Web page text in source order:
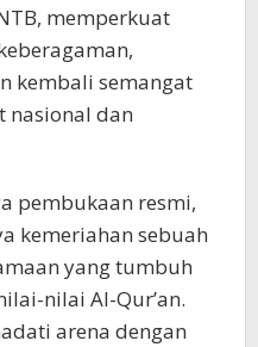
memperkuat
kembali semangat
nasional dan
pembukaan resmi,
kemeriahan sebuah
yang tumbuh
nilai Al-Qur’an.
arena dengan